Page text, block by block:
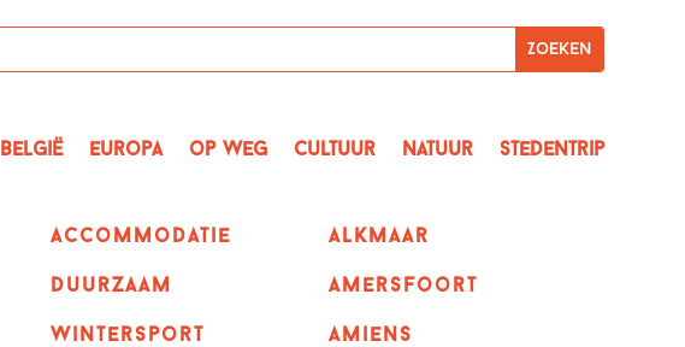
België Europa op Weg Cultuur Natuur Stedentrip
Accommodatie
Duurzaam
wintersport
alkmaar
amersfoort
amiens